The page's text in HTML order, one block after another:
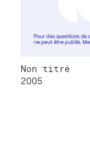
Non titré
2005